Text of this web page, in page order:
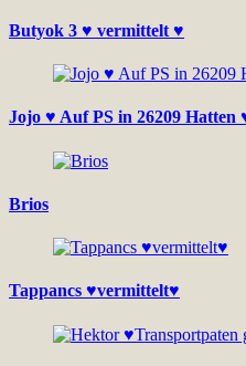
Butyok 3 ♥ vermittelt ♥
Jojo ♥ Auf PS in 26209 Hatten
Brios
Tappancs ♥vermittelt♥